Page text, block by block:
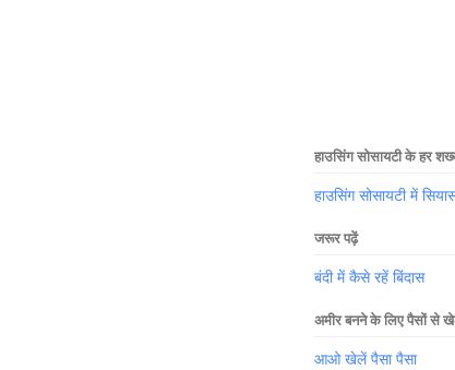
हाउसिंग सोसायटी के हर
हाउसिंग सोसायटी में
जरूर पढ़ें
बंदी में कैसे रहें बिंदास
अमीर बनने के लिए पैसों से
आओ खेलें पैसा पैसा